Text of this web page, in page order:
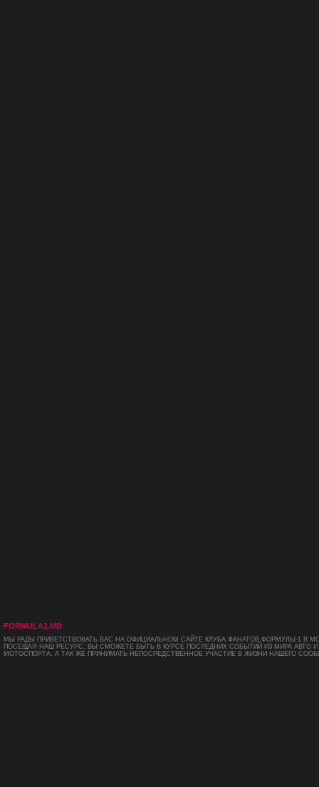
FORMULA1.MD
МЫ РАДЫ ПРИВЕТСТВОВАТЬ ВАС НА ОФИЦИАЛЬНОМ САЙТЕ КЛУБА ФАНАТОВ ФОРМУЛЫ-1 В
ПОСЕЩАЯ НАШ РЕСУРС, ВЫ СМОЖЕТЕ БЫТЬ В КУРСЕ ПОСЛЕДНИХ СОБЫТИЙ ИЗ МИРА АВТО И
МОТОСПОРТА, А ТАК ЖЕ ПРИНИМАТЬ НЕПОСРЕДСТВЕННОЕ УЧАСТИЕ В ЖИЗНИ НАШЕГО